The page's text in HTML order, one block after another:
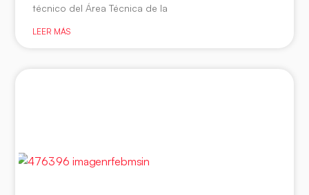
técnico del Área Técnica de la
LEER MÁS